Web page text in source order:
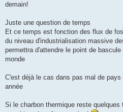
demain!
Juste une question de temps
Et ce temps est fonction des flux de
du niveau d'industrialisation massive
permettra d'attendre le point de
monde
C'est déjà le cas dans pas mal de
année
Si le charbon thermique reste